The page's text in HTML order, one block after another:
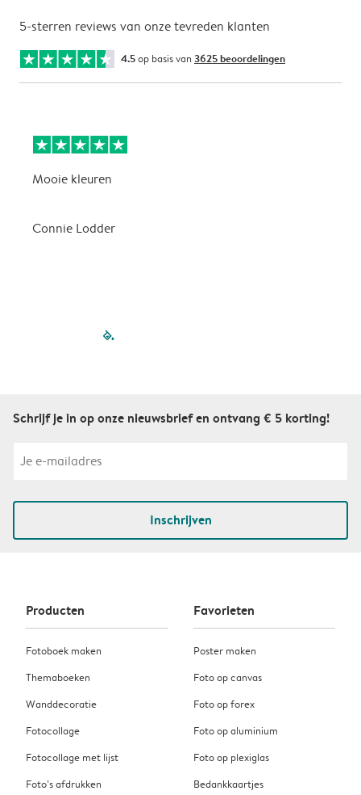
5-sterren reviews van onze tevreden klanten
4.5op basis van 3625 beoordelingen
Mooie kleuren
Connie Lodder
filled-pagination
Schrijf je in op onze nieuwsbrief en ontvang € 5 korting!
Inschrijven
Producten
Fotoboek maken
Themaboeken
Wanddecoratie
Fotocollage
Fotocollage met lijst
Foto’s afdrukken
Favorieten
Poster maken
Foto op canvas
Foto op forex
Foto op aluminium
Foto op plexiglas
Bedankkaartjes